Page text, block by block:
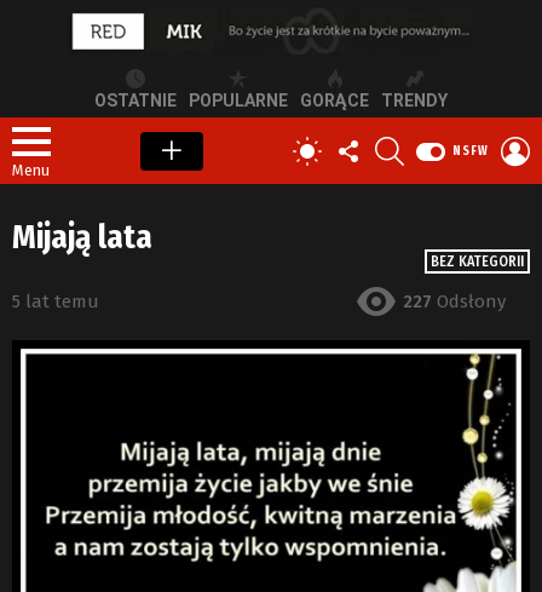
OSTATNIE POPULARNE GORĄCE TRENDY
Menu
PRZEŁĄCZ
SKÓRKĘ
OBSERWUJ
NAS
NSFW
BEZ KATEGORII
Mijają lata
5 lat temu 227 Odsłony